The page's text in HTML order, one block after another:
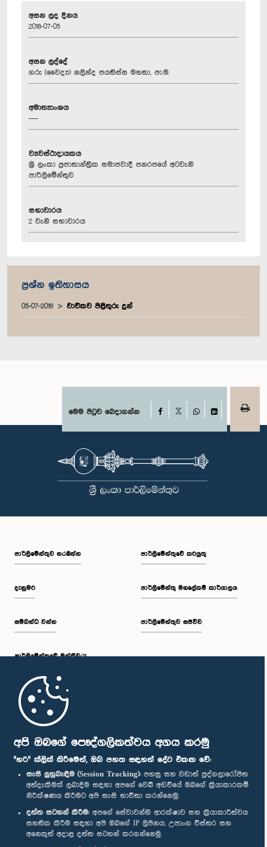
අපි ඔබගේ පෞද්ගලිකත්වය අගය කරමු
"හරි" ක්ලික් කිරීමෙන්, ඔබ පහත සඳහන් දේට එකඟ වේ:
සැසි ලුහුබැඳීම (Session Tracking): පහසු සහ වඩාත් පුද්ගලාරෝපිත
අත්දැකීමක් ලබාදීම සඳහා අපගේ වෙබ් අඩවියේ ඔබගේ ක්‍රියාකාරකම්
නිරීක්ෂණය කිරීමට අපි සැසි භාවිතා කරන්නෙමු.
දත්ත සටහන් කිරීම: අපගේ සේවාවන්හි ආරක්ෂාව සහ ක්‍රියාකාරීත්වය
සහතික කිරීම සඳහා අපි ඔබගේ IP ලිපිනය, උපාංග විස්තර සහ
අනෙකුත් අදාළ දත්ත සටහන් කරගන්නෙමු.
අසන ලද දිනය
2018-07-05
අසන ලද්දේ
ගරු (වෛද්‍ය) නලින්ද ජයතිස්ස මහතා, පා.ම.
අමාත්‍යාංශය
----
ව්‍යවස්ථාදායකය
ශ්‍රී ලංකා ප්‍රජාතාන්ත්‍රික සමාජවාදී ජනරජයේ අටවැනි
පාර්ලිමේන්තුව
සභාවාරය
2 වැනි සභාවාරය
ප්‍රශ්න ඉතිහාසය
05-07-2018 වාචිකව පිළිතුරු දුන්
මෙම පිටුව බෙදාගන්න Facebook
WhatsAppLinkedIn
පාර්ලි‌මේන්තුව නරඹන්න
දැනුමට
සම්බන්ධ වන්න
පාර්ලි‌මේන්තුවේ මන්ත්‍රීවරු
මුල් පිටුව
පාර්ලිමේන්තුවේ කටයුතු
පාර්ලිමේන්තු මහලේකම් කාර්යාලය
පාර්ලිමේන්තුව සජීවීව
පාර්ලිමේන්තු ජංගම යෙදුම
අප හා සම්බන්ධ වී සිටින්න :